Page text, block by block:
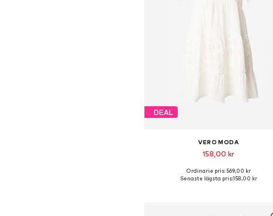
DEAL
VERO MODA
158,00 kr
+ 1
Tillgängliga storlekar: 34, 36, 38, 40
Ordinarie pris: 569,00 kr
Senaste lägsta pris:158,00 kr